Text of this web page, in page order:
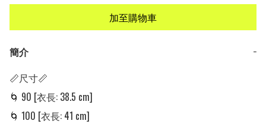
加至購物車
簡介
−
📏尺寸📏
🌀 90 [衣長: 38.5 cm]
🌀 100 [衣長: 41 cm]